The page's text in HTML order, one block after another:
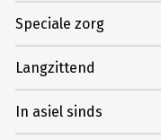
Speciale zorg
Langzittend
In asiel sinds